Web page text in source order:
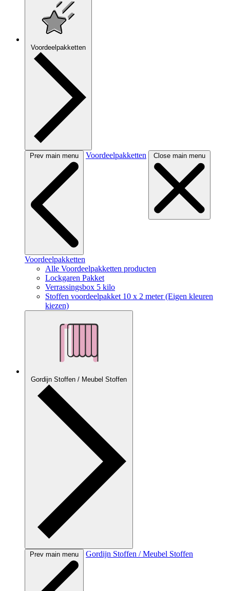
Voordeelpakketten
Prev main menu Voordeelpakketten Close main menu
Voordeelpakketten
Alle Voordeelpakketten producten
Lockgaren Pakket
Verrassingsbox 5 kilo
Stoffen voordeelpakket 10 x 2 meter (Eigen kleuren
kiezen)
Gordijn Stoffen / Meubel Stoffen
Prev main menu Gordijn Stoffen / Meubel Stoffen